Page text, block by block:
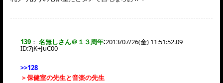
139 ： 名無しさん＠１３周年:2013/07/26(金) 11:51:52.09
ID:7jK+JuC00
>>128
＞保健室の先生と音楽の先生